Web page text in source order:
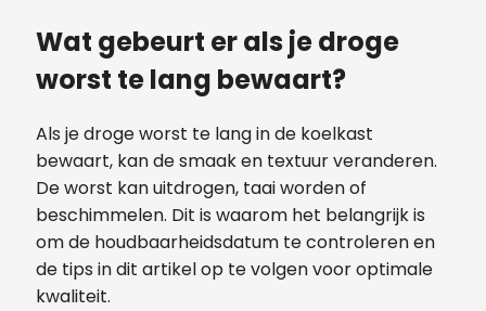
Wat gebeurt er als je droge
worst te lang bewaart?
Als je droge worst te lang in de koelkast
bewaart, kan de smaak en textuur veranderen.
De worst kan uitdrogen, taai worden of
beschimmelen. Dit is waarom het belangrijk is
om de houdbaarheidsdatum te controleren en
de tips in dit artikel op te volgen voor optimale
kwaliteit.